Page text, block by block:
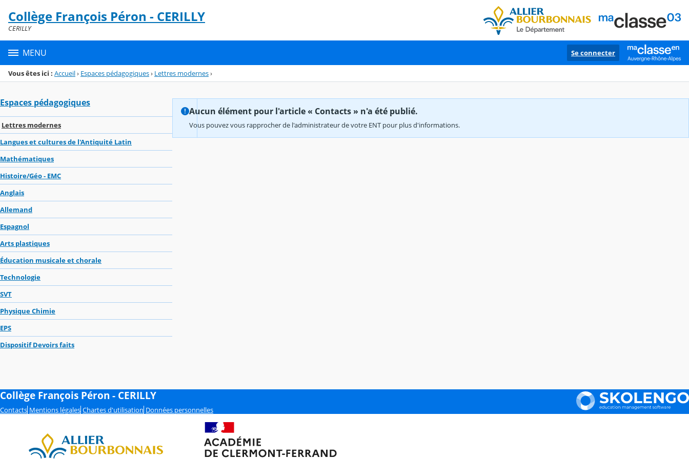
Menu de la rubrique
Contenu
Collège François Péron - CERILLY
CERILLY
MENU Se connecter
Vous êtes ici : Accueil› Espaces pédagogiques› Lettres modernes›
Espaces pédagogiques
Lettres modernes
Langues et cultures de l'Antiquité Latin
Mathématiques
Histoire/Géo - EMC
Anglais
Allemand
Espagnol
Arts plastiques
Éducation musicale et chorale
Technologie
SVT
Physique Chimie
EPS
Dispositif Devoirs faits
Aucun élément pour l'article « Contacts » n'a été publié.
Vous pouvez vous rapprocher de l'administrateur de votre ENT pour plus d'informations.
Collège François Péron - CERILLY
Contacts Mentions légales Chartes d'utilisation Données personnelles